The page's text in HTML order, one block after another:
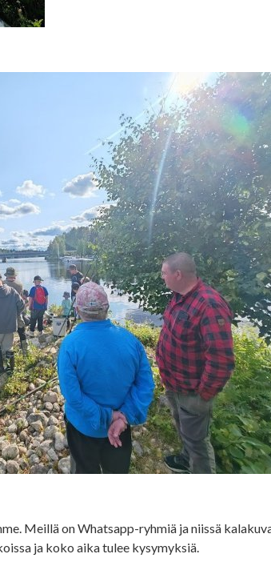
Meillä on Whatsapp-ryhmiä ja niissä
ja koko aika tulee kysymyksiä.